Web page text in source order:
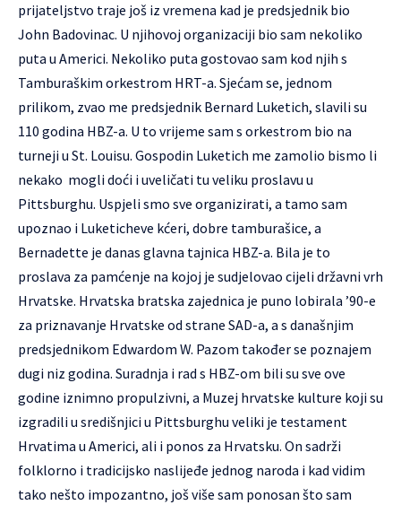
prijateljstvo traje još iz vremena kad je predsjednik bio
John Badovinac. U njihovoj organizaciji bio sam nekoliko
puta u Americi. Nekoliko puta gostovao sam kod njih s
Tamburaškim orkestrom HRT-a. Sjećam se, jednom
prilikom, zvao me predsjednik Bernard Luketich, slavili su
110 godina HBZ-a. U to vrijeme sam s orkestrom bio na
turneji u St. Louisu. Gospodin Luketich me zamolio bismo li
nekako mogli doći i uveličati tu veliku proslavu u
Pittsburghu. Uspjeli smo sve organizirati, a tamo sam
upoznao i Luketicheve kćeri, dobre tamburašice, a
Bernadette je danas glavna tajnica HBZ-a. Bila je to
proslava za pamćenje na kojoj je sudjelovao cijeli državni vrh
Hrvatske. Hrvatska bratska zajednica je puno lobirala ’90-e
za priznavanje Hrvatske od strane SAD-a, a s današnjim
predsjednikom Edwardom W. Pazom također se poznajem
dugi niz godina. Suradnja i rad s HBZ-om bili su sve ove
godine iznimno propulzivni, a Muzej hrvatske kulture koji su
izgradili u središnjici u Pittsburghu veliki je testament
Hrvatima u Americi, ali i ponos za Hrvatsku. On sadrži
folklorno i tradicijsko naslijeđe jednog naroda i kad vidim
tako nešto impozantno, još više sam ponosan što sam